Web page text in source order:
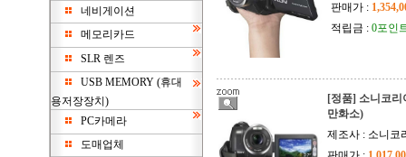
네비게이션
메모리카드
SLR 렌즈
USB MEMORY (휴대
용저장장치)
PC카메라
도매업체
판매가 :
적립금 : 0포인
[정품] 소니코리
만화소)
제조사 : 소니코